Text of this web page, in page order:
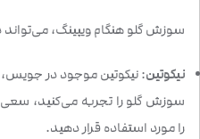
سوزش گلو هنگام ویپینگ،
نیکوتین: نیکوتین موجود در
سوزش گلو را تجربه می‌کنید، سعی
را مورد استفاده قرار دهید.